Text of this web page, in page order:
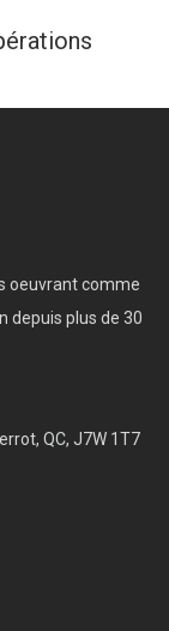
oeuvrant comme
depuis plus de 30
QC, J7W 1T7